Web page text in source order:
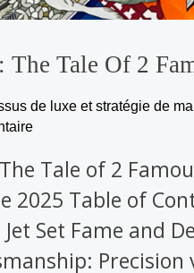
The Tale Of 2
de luxe et stratégie de
Tale of 2
2025 Table of
Set Fame and